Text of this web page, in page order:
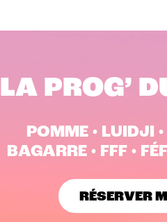
LA PROG’
POMME • LUIDJI
BAGARRE • FFF •
RÉSERVER